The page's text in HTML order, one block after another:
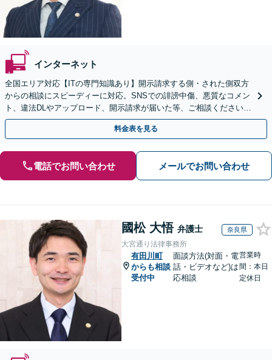
インターネット
全国エリア対応【ITの専門知識あり】開示請求する側・された側双方
からの相談にスピーディーに対応。SNSでの誹謗中傷、悪質なコメン
ト、違法DLやアップロード、開示請求が届いた等、ご相談ください
【WEB面談OK&解決実績豊富】【千葉中央駅4分】
料金表を見る
電話でお問い合わせ メールでお問い合わせ
國松 大悟 弁護士 奈良県
大宮通り法律事務所
有田川町
からも相談
受付中
面談方法(対面・電
話・ビデオなど)は
応相談
営業時
間：本日
定休日